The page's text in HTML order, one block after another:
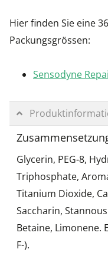
Hier finden Sie eine
Packungsgrössen:
Sensodyne
Glycerin, PEG-8,
Triphosphate,
Titanium Dioxide,
Saccharin,
Betaine, Limonene.
F-).